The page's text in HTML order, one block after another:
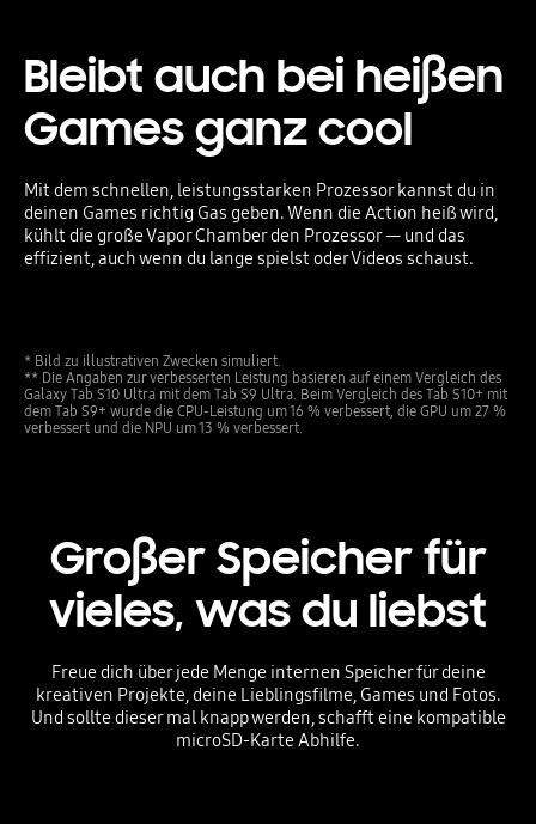
Bleibt auch bei heißen
Games ganz cool
Mit dem schnellen, leistungsstarken Prozessor kannst du in
deinen Games richtig Gas geben. Wenn die Action heiß wird,
kühlt die große Vapor Chamber den Prozessor — und das
effizient, auch wenn du lange spielst oder Videos schaust.
* Bild zu illustrativen Zwecken simuliert.
** Die Angaben zur verbesserten Leistung basieren auf einem Vergleich des
Galaxy Tab S10 Ultra mit dem Tab S9 Ultra. Beim Vergleich des Tab S10+ mit
dem Tab S9+ wurde die CPU-Leistung um 16 % verbessert, die GPU um 27 %
verbessert und die NPU um 13 % verbessert.
Großer Speicher für
vieles, was du liebst
Freue dich über jede Menge internen Speicher für deine
kreativen Projekte, deine Lieblingsfilme, Games und Fotos.
Und sollte dieser mal knapp werden, schafft eine kompatible
microSD-Karte Abhilfe.